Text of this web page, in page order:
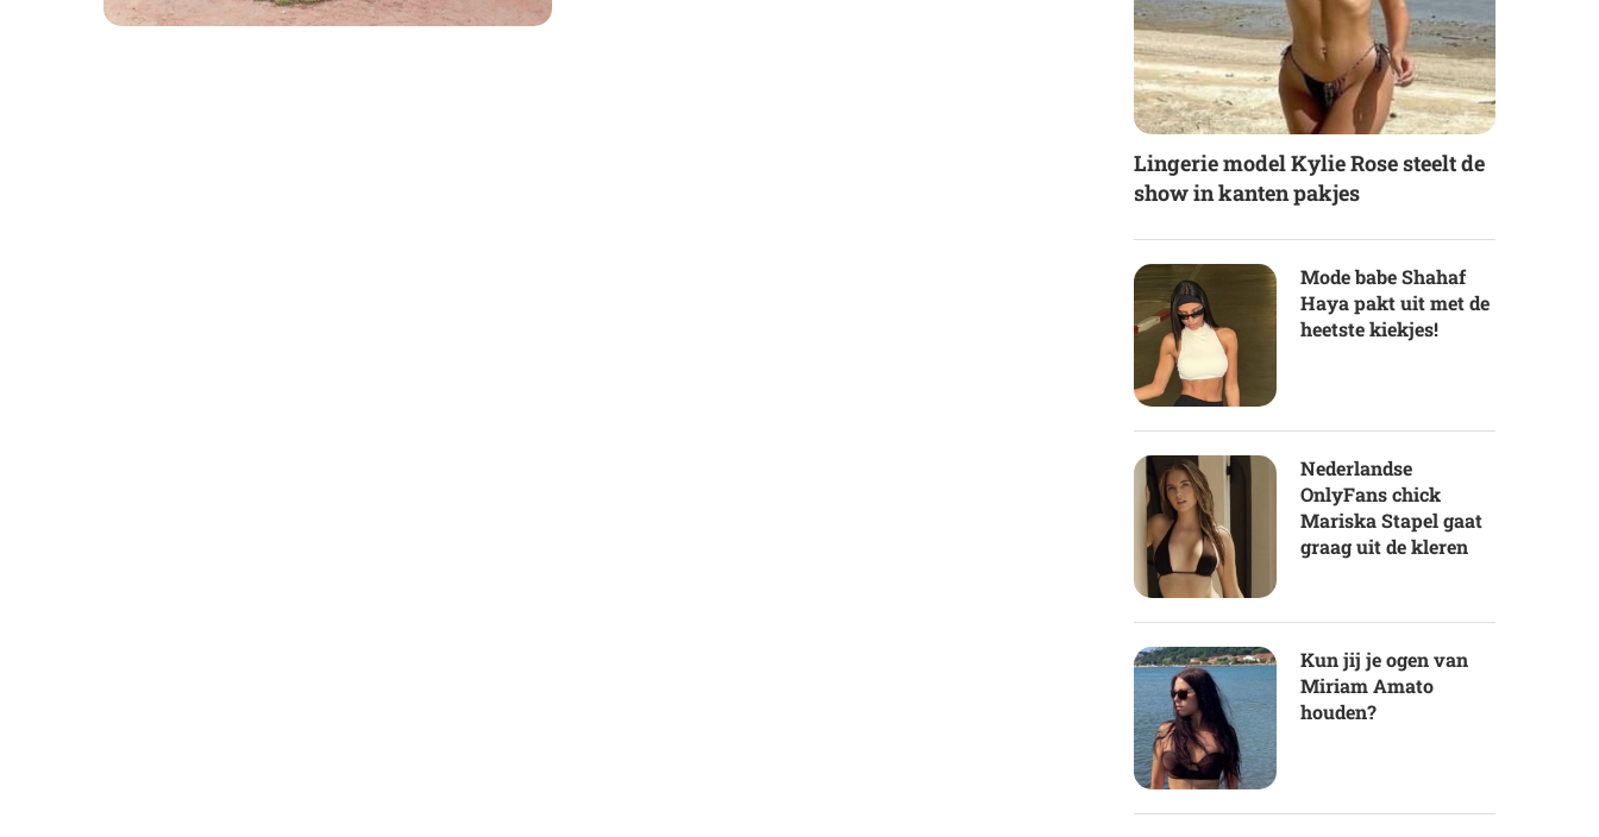
Lingerie model Kylie Rose steelt de
show in kanten pakjes
Mode babe Shahaf
Haya pakt uit met de
heetste kiekjes!
Nederlandse
OnlyFans chick
Mariska Stapel gaat
graag uit de kleren
Kun jij je ogen van
Miriam Amato
houden?